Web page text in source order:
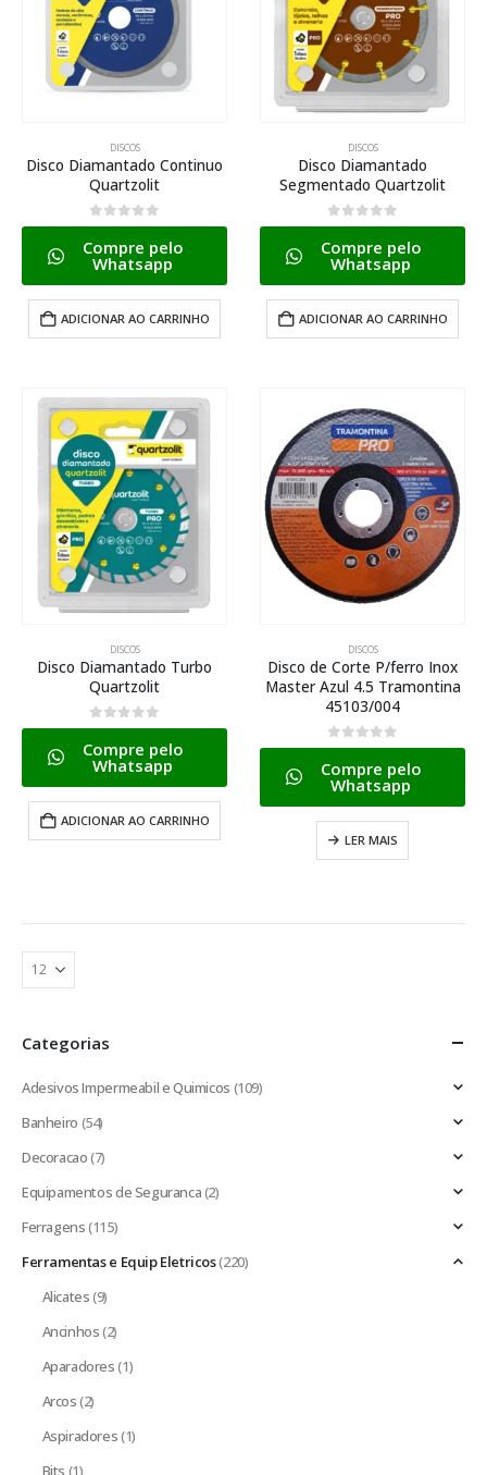
DISCOS
Disco Diamantado Continuo
Quartzolit
0de 5
Compre pelo
Whatsapp
ADICIONAR AO CARRINHO
DISCOS
Disco Diamantado
Segmentado Quartzolit
0de 5
Compre pelo
Whatsapp
ADICIONAR AO CARRINHO
DISCOS
Disco Diamantado Turbo
Quartzolit
0de 5
Compre pelo
Whatsapp
ADICIONAR AO CARRINHO
DISCOS
Disco de Corte P/ferro Inox
Master Azul 4.5 Tramontina
45103/004
0de 5
Compre pelo
Whatsapp
LER MAIS
Categorias
Adesivos Impermeabil e Quimicos (109)
Banheiro (54)
Decoracao(7)
Equipamentos de Seguranca(2)
Ferragens(115)
Ferramentas e Equip Eletricos(220)
Alicates(9)
Ancinhos(2)
Aparadores(1)
Arcos(2)
Aspiradores(1)
Bits (1)